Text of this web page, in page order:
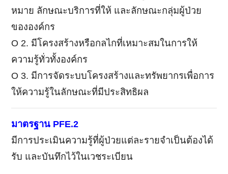
หมาย ลักษณะบริการที่ให้ และลักษณะกลุ่มผู้ป่วย
ขององค์กร
Ο 2. มีโครงสร้างหรือกลไกที่เหมาะสมในการให้
ความรู้ทั่วทั้งองค์กร
Ο 3. มีการจัดระบบโครงสร้างและทรัพยากรเพื่อการ
ให้ความรู้ในลักษณะที่มีประสิทธิผล
มาตรฐาน PFE.2
มีการประเมินความรู้ที่ผู้ป่วยแต่ละรายจำเป็นต้องได้
รับ และบันทึกไว้ในเวชระเบียน